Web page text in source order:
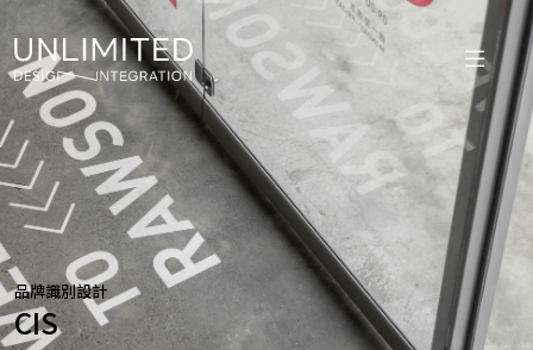
品牌識別設計
CIS